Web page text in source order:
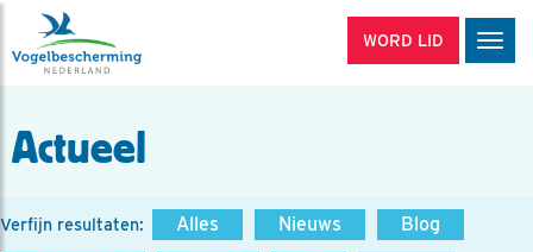
WORD LID
Actueel
Verfijn resultaten: Alles Nieuws
Blog